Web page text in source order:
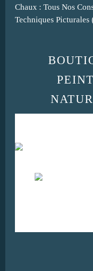
Chaux : Tous Nos
Techniques Picturales